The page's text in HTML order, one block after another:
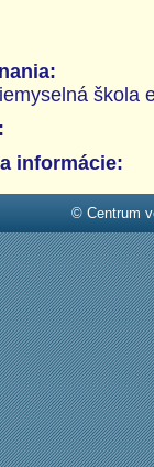
škola
informácie:
© Centrum